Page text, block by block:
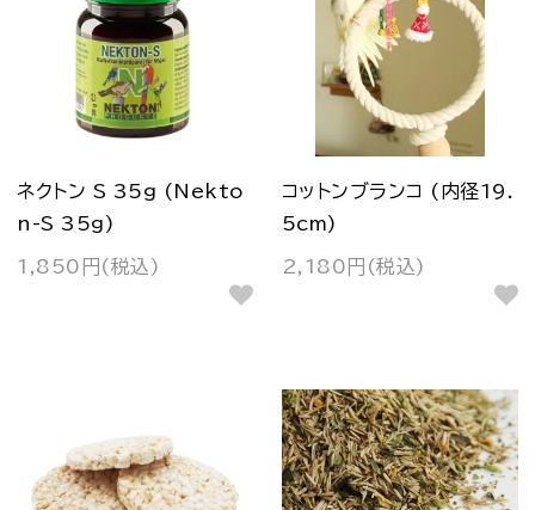
ネクトン S 35g (Nekto
n-S 35g)
1,850円(税込)
コットンブランコ (内径19.
5cm)
2,180円(税込)